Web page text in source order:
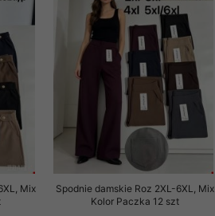
Mix
Spodnie damskie Roz 2XL-6XL, Mix
Kolor Paczka 12 szt
udzielonego przez
sierpnia 1997 r. o
przechowujemy na
jedynie uprawnieni
danych w celu
osobom trzecim,
na podstawie